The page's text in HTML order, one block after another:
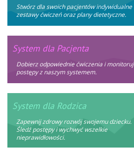
Stwórz dla swoich pacjentów indywidualne
zestawy ćwiczeń oraz plany dietetyczne.
System dla Pacjenta
Dobierz odpowiednie ćwiczenia i monitoruj
postępy z naszym systemem.
System dla Rodzica
Zapewnij zdrowy rozwój swojemu dziecku.
Śledź postępy i wychwyć wszelkie
nieprawidłowości.